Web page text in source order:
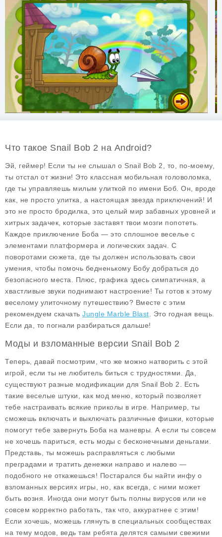
Что такое Snail Bob 2 на Android?
Эй, геймер! Если ты не слышал о Snail Bob 2, то, по-моему,
ты отстал от жизни! Это классная мобильная головоломка,
где ты управляешь милым улиткой по имени Боб. Он, вроде
как, не просто улитка, а настоящая звезда приключений! И
это не просто бродилка, это целый мир забавных уровней и
хитрых задачек, которые заставят твои мозги попотеть.
Каждое приключение Боба — это сплошное веселье с
элементами платформера и логических задач. С
поворотами сюжета, где ты должен использовать свои
умения, чтобы помочь бедненькому Бобу добраться до
безопасного места. Плюс, графика здесь симпатичная, а
хвастливые звуки поднимают настроение! Ты готов к этому
веселому улиточному путешествию? Вместе с этим
рекомендуем скачать Jungle Marble Blast . Это годная вещь.
Если да, то погнали разбираться дальше!
Моды и взломанные версии Snail Bob 2
Теперь, давай посмотрим, что же можно натворить с этой
игрой, если ты не любитель биться с трудностями. Да,
существуют разные модификации для Snail Bob 2. Есть
такие веселые штуки, как мод меню , который позволяет
тебе настраивать всякие приколы в игре. Например, ты
сможешь включать и выключать различные фишки, которые
помогут тебе завернуть Боба на маневры. А если ты совсем
не хочешь париться, есть моды с бесконечными деньгами
Представь, ты можешь расправляться с любыми
преградами и тратить денежки направо и налево —
подобного не откажешься! Постарался бы найти инфу о
взломанных версиях игры, но, как всегда, с ними может
быть возня. Иногда они могут быть полны вирусов или не
совсем корректно работать, так что, аккуратнее с этим!
Если хочешь, можешь глянуть в специальных сообществах
на тему модов, ведь там ребята делятся самыми свежими